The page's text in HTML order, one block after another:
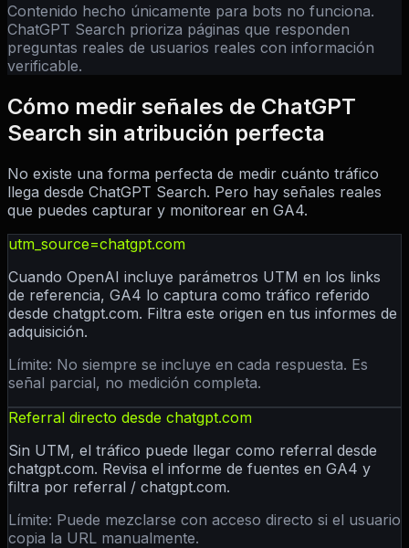
Contenido hecho únicamente para bots no funciona.
ChatGPT Search prioriza páginas que responden
preguntas reales de usuarios reales con información
verificable.
Cómo medir señales de ChatGPT
Search sin atribución perfecta
No existe una forma perfecta de medir cuánto tráfico
llega desde ChatGPT Search. Pero hay señales reales
que puedes capturar y monitorear en GA4.
utm_source=chatgpt.com
Cuando OpenAI incluye parámetros UTM en los links
de referencia, GA4 lo captura como tráfico referido
desde chatgpt.com. Filtra este origen en tus informes de
adquisición.
Límite: No siempre se incluye en cada respuesta. Es
señal parcial, no medición completa.
Referral directo desde chatgpt.com
Sin UTM, el tráfico puede llegar como referral desde
chatgpt.com. Revisa el informe de fuentes en GA4 y
filtra por referral / chatgpt.com.
Límite: Puede mezclarse con acceso directo si el usuario
copia la URL manualmente.